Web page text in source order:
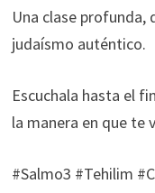
Una clase profunda,
judaísmo auténtico.
Escuchala hasta el
la manera en que te
#Salmo3 #Tehilim